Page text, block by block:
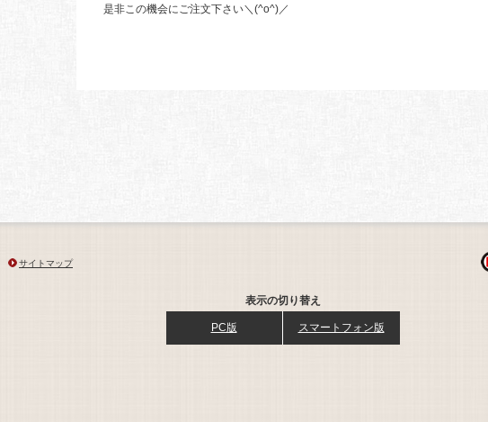
是非この機会にご注文下さい＼(^o^)／
サイトマップ
表示の切り替え
PC版 スマートフォン版